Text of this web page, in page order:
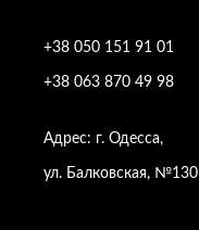
+38 050 151 91 01
+38 063 870 49 98
Адрес: г. Одесса,
ул. Балковская, №130